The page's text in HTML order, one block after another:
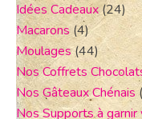
Idées Cadeaux(24)
Macarons(4)
Moulages(44)
Nos Coffrets
Nos Gâteaux Chénais
Nos Supports à